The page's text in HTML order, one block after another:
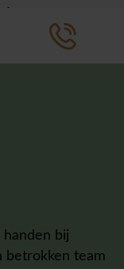
bij
betrokken team